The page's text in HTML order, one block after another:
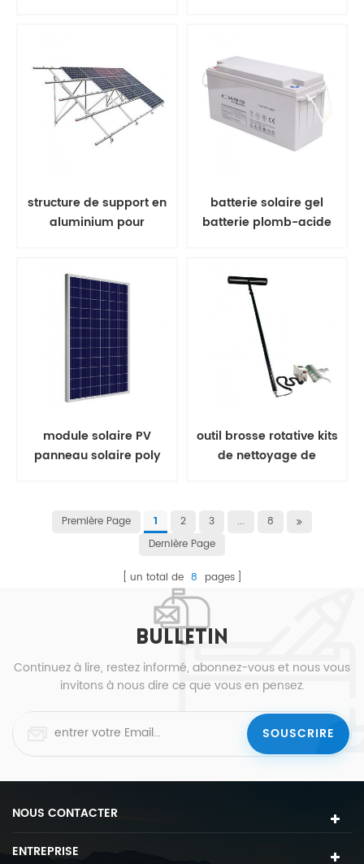
structure de support en
aluminium pour
batterie solaire gel
batterie plomb-acide
module solaire PV
panneau solaire poly
outil brosse rotative kits
de nettoyage de
Première Page 1 2 3 ...
8
Dernière Page
un total de 8 pages
BULLETIN
Continuez à lire, restez informé, abonnez-vous et nous vous
invitons à nous dire ce que vous en pensez.
NOUS CONTACTER
ENTREPRISE